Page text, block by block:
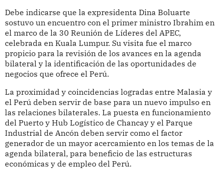
Debe indicarse que la expresidenta Dina Boluarte
sostuvo un encuentro con el primer ministro Ibrahim en
el marco de la 30 Reunión de Líderes del APEC,
celebrada en Kuala Lumpur. Su visita fue el marco
propicio para la revisión de los avances en la agenda
bilateral y la identificación de las oportunidades de
negocios que ofrece el Perú.
La proximidad y coincidencias logradas entre Malasia y
el Perú deben servir de base para un nuevo impulso en
las relaciones bilaterales. La puesta en funcionamiento
del Puerto y Hub Logístico de Chancay y el Parque
Industrial de Ancón deben servir como el factor
generador de un mayor acercamiento en los temas de la
agenda bilateral, para beneficio de las estructuras
económicas y de empleo del Perú.